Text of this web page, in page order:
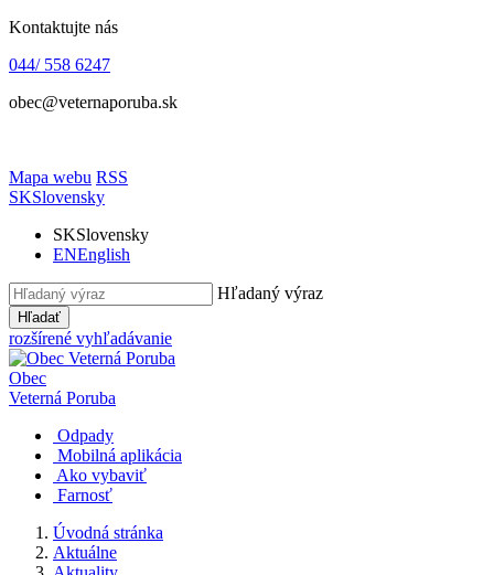
Kontaktujte nás
044/ 558 6247
obec@veternaporuba.sk
Mapa webu RSS
SKSlovensky
SKSlovensky
ENEnglish
Hľadaný výraz
Hľadať
rozšírené vyhľadávanie
Obec
Veterná Poruba
Odpady
Mobilná aplikácia
Ako vybaviť
Farnosť
Úvodná stránka
Aktuálne